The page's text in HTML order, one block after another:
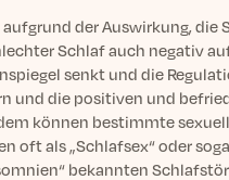
der Auswirkung, die
Schlaf auch negativ
senkt und die
und die positiven und
können bestimmte
oft als „Schlafsex“ oder
bekannten